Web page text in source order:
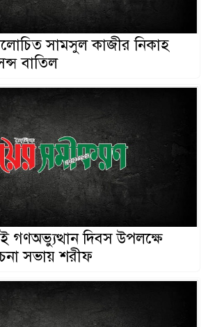
সামসুল কাজীর নিকাহ
বাতিল
গণঅভ্যুত্থান দিবস উপলক্ষে
সভায় শরীফ